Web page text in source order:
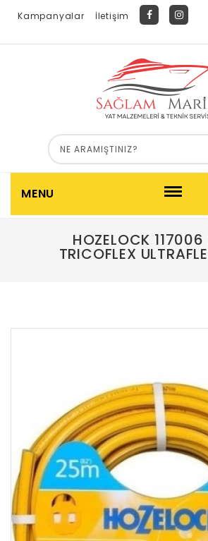
Kampanyalar İletişim
MENU
HOZELOCK
TRICOFLEX